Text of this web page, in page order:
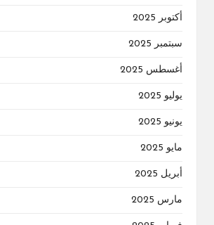
أكتوبر 2025
سبتمبر 2025
أغسطس 2025
يوليو 2025
يونيو 2025
مايو 2025
أبريل 2025
مارس 2025